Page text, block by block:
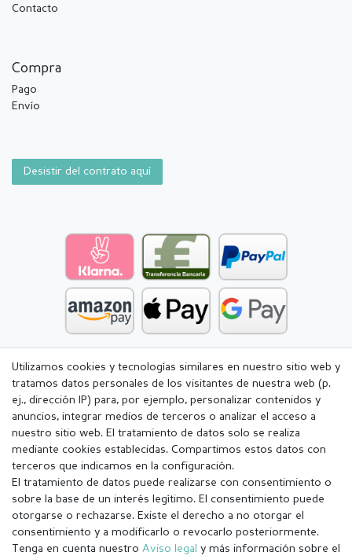
Contacto
Compra
Pago
Envío
Desistir del contrato aquí
Aviso legal Política de Privacidad
Utilizamos cookies y tecnologías similares en nuestro sitio web y
tratamos datos personales de los visitantes de nuestra web (p.
ej., dirección IP) para, por ejemplo, personalizar contenidos y
anuncios, integrar medios de terceros o analizar el acceso a
nuestro sitio web. El tratamiento de datos solo se realiza
mediante cookies establecidas. Compartimos estos datos con
terceros que indicamos en la configuración.
El tratamiento de datos puede realizarse con consentimiento o
sobre la base de un interés legítimo. El consentimiento puede
otorgarse o rechazarse. Existe el derecho a no otorgar el
consentimiento y a modificarlo o revocarlo posteriormente.
Tenga en cuenta nuestro Aviso legal y más información sobre el